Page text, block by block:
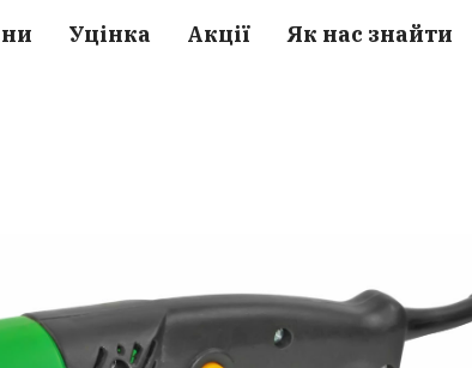
Уцінка Акції Як нас знайти